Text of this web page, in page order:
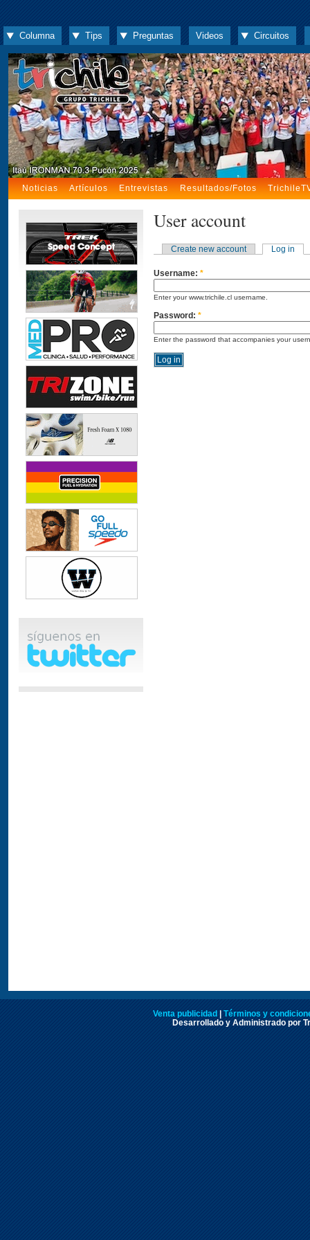
Columna Tips Preguntas Videos Circuitos
Noticias Artículos Entrevistas Resultados/Fotos
User account
Create new account Log in
Username: *
Enter your www.trichile.cl username.
Password: *
Enter the password that accompanies your
Venta publicidad
Términos y
Desarrollado y Administrado por